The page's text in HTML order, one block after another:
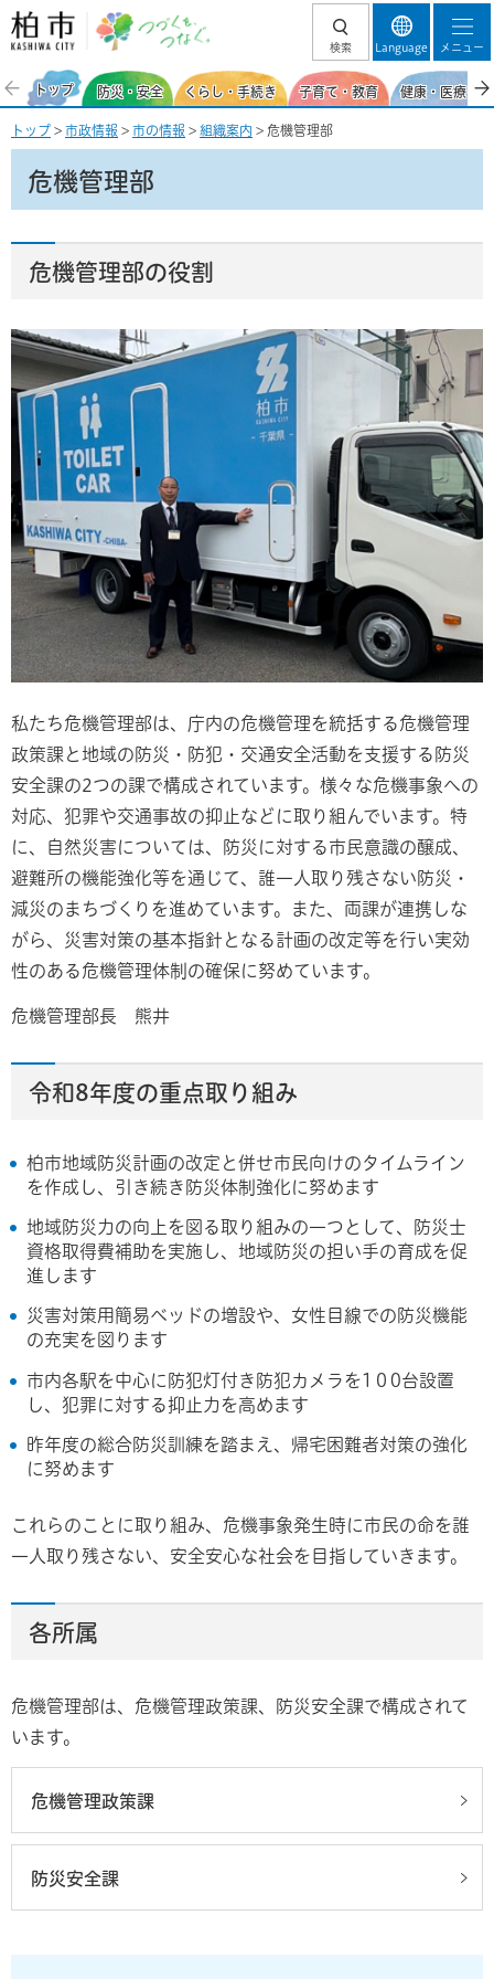
柏市 つづくを、
検索 Language メニュー
トップ 防災・安全 くらし・手続き 子育て・教育 健康・医療・
トップ > 市政情報 > 市の情報 > 組織案内 > 危機管理部
危機管理部
危機管理部の役割
私たち危機管理部は、庁内の危機管理を統括する危機管理
政策課と地域の防災・防犯・交通安全活動を支援する防災
安全課の2つの課で構成されています。様々な危機事象への
対応、犯罪や交通事故の抑止などに取り組んでいます。特
に、自然災害については、防災に対する市民意識の醸成、
避難所の機能強化等を通じて、誰一人取り残さない防災・
減災のまちづくりを進めています。また、両課が連携しな
がら、災害対策の基本指針となる計画の改定等を行い実効
性のある危機管理体制の確保に努めています。
危機管理部長 熊井
令和8年度の重点取り組み
柏市地域防災計画の改定と併せ市民向けのタイムライン
を作成し、引き続き防災体制強化に努めます
地域防災力の向上を図る取り組みの一つとして、防災士
資格取得費補助を実施し、地域防災の担い手の育成を促
進します
災害対策用簡易ベッドの増設や、女性目線での防災機能
の充実を図ります
市内各駅を中心に防犯灯付き防犯カメラを1０0台設置
し、犯罪に対する抑止力を高めます
昨年度の総合防災訓練を踏まえ、帰宅困難者対策の強化
に努めます
これらのことに取り組み、危機事象発生時に市民の命を誰
一人取り残さない、安全安心な社会を目指していきます。
各所属
危機管理部は、危機管理政策課、防災安全課で構成されて
います。
危機管理政策課
防災安全課